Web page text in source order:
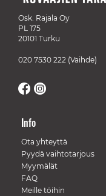
Osk. Rajala Oy
PL 175
20101 Turku
020 7530 222 (Vaihde)
Info
Ota yhteyttä
Pyydä vaihtotarjous
Myymälät
FAQ
Meille töihin